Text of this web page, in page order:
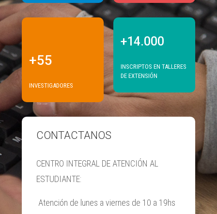
+55
INVESTIGADORES
+14.000
INSCRIPTOS EN TALLERES
DE EXTENSIÓN
CONTACTANOS
CENTRO INTEGRAL DE ATENCIÓN AL
ESTUDIANTE:
Atención de lunes a viernes de 10 a 19hs